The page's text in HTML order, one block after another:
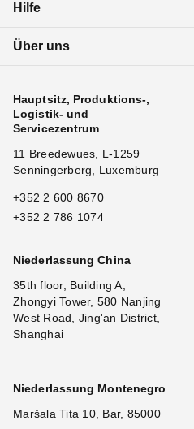
Hilfe
Über uns
Hauptsitz, Produktions-,
Logistik- und
Servicezentrum
11 Breedewues, L-1259
Senningerberg, Luxemburg
+352 2 600 8670
+352 2 786 1074
Niederlassung China
35th floor, Building A,
Zhongyi Tower, 580 Nanjing
West Road, Jing'an District,
Shanghai
Niederlassung Montenegro
Maršala Tita 10, Bar, 85000